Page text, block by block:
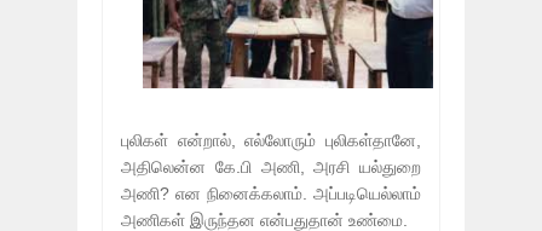
புலிகள் என்றால், எல்லோரும் புலிகள்தானே,
அதிலென்ன கே.பி அணி, அரசி யல்துறை
அணி? என நினைக்கலாம். அப்படியெல்லாம்
அணிகள் இருந்தன என்பதுதான் உண்மை.